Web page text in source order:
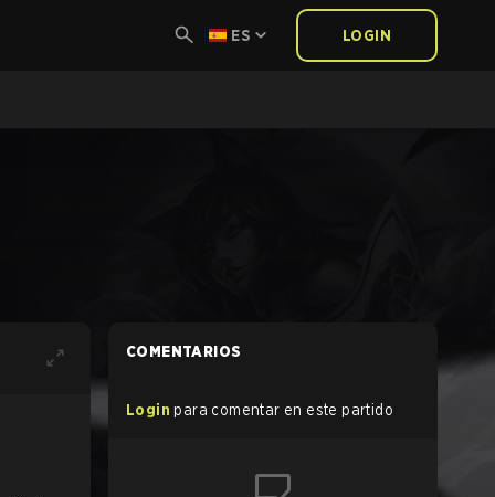
ES LOGIN
COMENTARIOS
Login para comentar en este partido